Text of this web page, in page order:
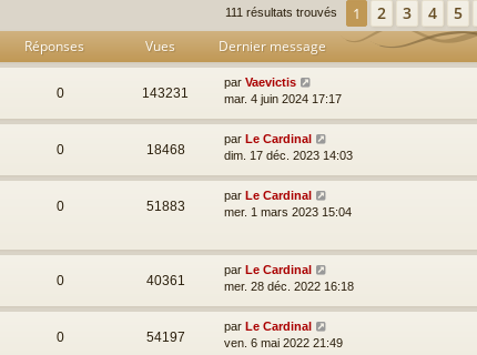
111 résultats trouvés 1 2 3 4 5
Réponses Vues Dernier message
0 143231
par Vaevictis
mar. 4 juin 2024 17:17
0 18468
par Le Cardinal
dim. 17 déc. 2023 14:03
0 51883
par Le Cardinal
mer. 1 mars 2023 15:04
0 40361
par Le Cardinal
mer. 28 déc. 2022 16:18
0 54197
par Le Cardinal
ven. 6 mai 2022 21:49